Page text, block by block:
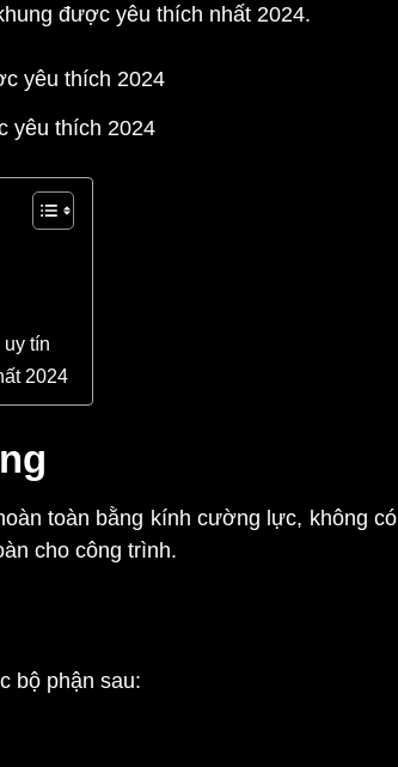
được yêu thích nhất 2024.
yêu thích 2024
tín
2024
toàn bằng kính cường lực, không có
cho công trình.
bộ phận sau: